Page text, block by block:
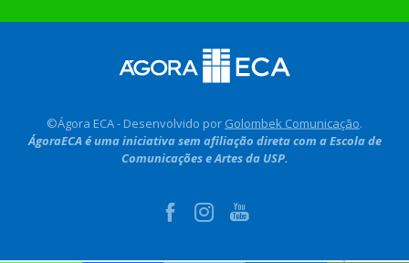
©Ágora ECA - Desenvolvido por Golombek Comunicação.
ÁgoraECA é uma iniciativa sem afiliação direta com a Escola de
Comunicações e Artes da USP.